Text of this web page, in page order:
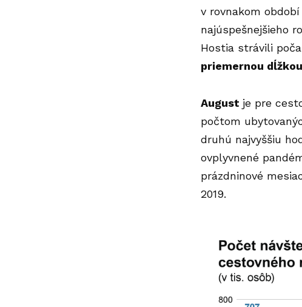
v rovnakom
najúspešnejšieho
Hostia strávili
priemernou
August je pre
počtom
druhú najvyššiu
ovplyvnené
prázdninové
2019.